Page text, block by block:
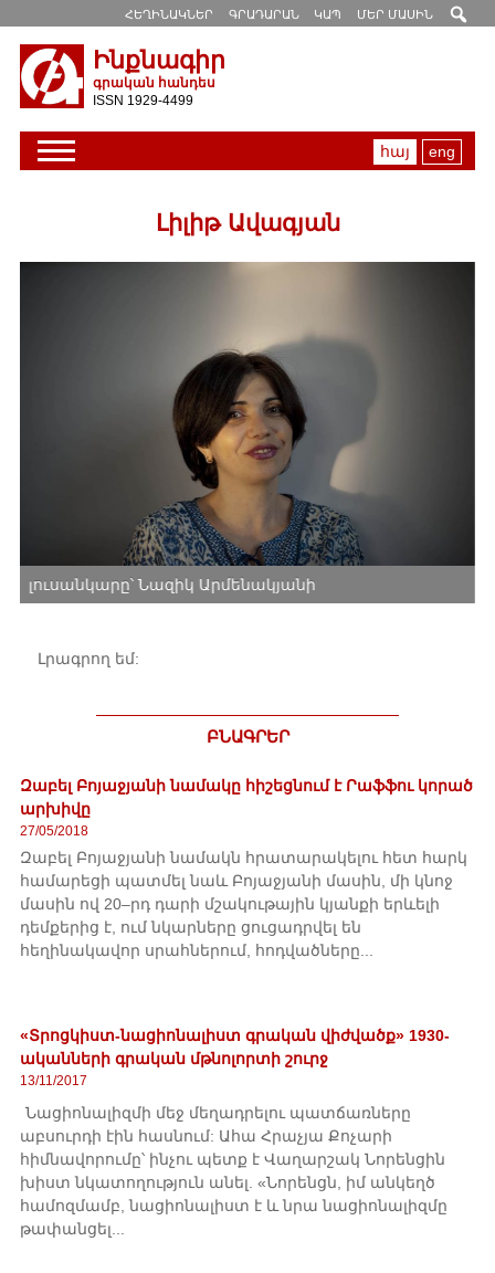
ՀԵՂԻՆԱԿՆԵՐ ԳՐԱԴԱՐԱՆ ԿԱՊ ՄԵՐ ՄԱՍԻՆ
Ինքնագիր
գրական հանդես
ISSN 1929-4499
հայ eng
Լիլիթ Ավագյան
լուսանկարը՝ Նազիկ Արմենակյանի
Լրագրող եմ:
ԲՆԱԳՐԵՐ
Զաբել Բոյաջյանի նամակը հիշեցնում է Րաֆֆու կորած
արխիվը
27/05/2018
Զաբել Բոյաջյանի նամակն հրատարակելու հետ հարկ
համարեցի պատմել նաև Բոյաջյանի մասին, մի կնոջ
մասին ով 20–րդ դարի մշակութային կյանքի երևելի
դեմքերից է, ում նկարները ցուցադրվել են
հեղինակավոր սրահներում, հոդվածները...
«Տրոցկիստ-նացիոնալիստ գրական վիժվածք» 1930-
ականների գրական մթնոլորտի շուրջ
13/11/2017
Նացիոնալիզմի մեջ մեղադրելու պատճառները
աբսուրդի էին հասնում: Ահա Հրաչյա Քոչարի
հիմնավորումը՝ ինչու պետք է Վաղարշակ Նորենցին
խիստ նկատողություն անել. «Նորենցն, իմ անկեղծ
համոզմամբ, նացիոնալիստ է և նրա նացիոնալիզմը
թափանցել...